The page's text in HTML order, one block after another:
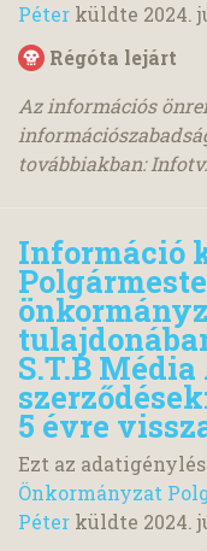
Péter küldte 2024.
Régóta lejárt
Az információs
továbbiakban:
Információ
S.T.B
5 évre
Ezt az
Önkormányzat
Péter küldte 2024.